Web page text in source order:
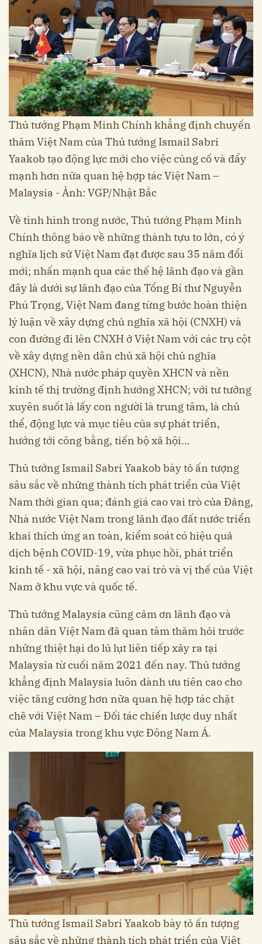
Thủ tướng Phạm Minh Chính khẳng định chuyến
thăm Việt Nam của Thủ tướng Ismail Sabri
Yaakob tạo động lực mới cho việc củng cố và đẩy
mạnh hơn nữa quan hệ hợp tác Việt Nam –
Malaysia - Ảnh: VGP/Nhật Bắc
Về tình hình trong nước, Thủ tướng Phạm Minh
Chính thông báo về những thành tựu to lớn, có ý
nghĩa lịch sử Việt Nam đạt được sau 35 năm đổi
mới; nhấn mạnh qua các thế hệ lãnh đạo và gần
đây là dưới sự lãnh đạo của Tổng Bí thư Nguyễn
Phú Trọng, Việt Nam đang từng bước hoàn thiện
lý luận về xây dựng chủ nghĩa xã hội (CNXH) và
con đường đi lên CNXH ở Việt Nam với các trụ cột
về xây dựng nền dân chủ xã hội chủ nghĩa
(XHCN), Nhà nước pháp quyền XHCN và nền
kinh tế thị trường định hướng XHCN; với tư tưởng
xuyên suốt là lấy con người là trung tâm, là chủ
thể, động lực và mục tiêu của sự phát triển,
hướng tới công bằng, tiến bộ xã hội…
Thủ tướng Ismail Sabri Yaakob bày tỏ ấn tượng
sâu sắc về những thành tích phát triển của Việt
Nam thời gian qua; đánh giá cao vai trò của Đảng,
Nhà nước Việt Nam trong lãnh đạo đất nước triển
khai thích ứng an toàn, kiểm soát có hiệu quả
dịch bệnh COVID-19, vừa phục hồi, phát triển
kinh tế - xã hội, nâng cao vai trò và vị thế của Việt
Nam ở khu vực và quốc tế.
Thủ tướng Malaysia cũng cảm ơn lãnh đạo và
nhân dân Việt Nam đã quan tâm thăm hỏi trước
những thiệt hại do lũ lụt liên tiếp xảy ra tại
Malaysia từ cuối năm 2021 đến nay. Thủ tướng
khẳng định Malaysia luôn dành ưu tiên cao cho
việc tăng cường hơn nữa quan hệ hợp tác chặt
chẽ với Việt Nam – Đối tác chiến lược duy nhất
của Malaysia trong khu vực Đông Nam Á.
Thủ tướng Ismail Sabri Yaakob bày tỏ ấn tượng
sâu sắc về những thành tích phát triển của Việt